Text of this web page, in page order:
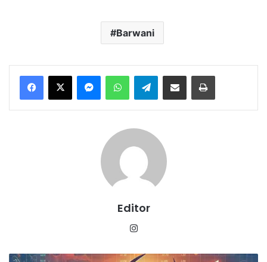
Barwani
MessengerWhatsAppTelegramShare via Email Print
Editor
शेयर